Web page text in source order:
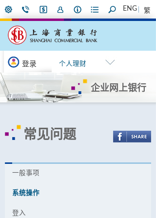
ENG 繁
登录 个人理财
企业网上银行
常见问题
一般事项
系统操作
登入